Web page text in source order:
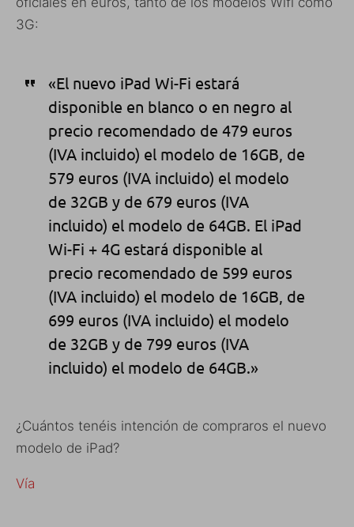
3G:
«El nuevo iPad Wi-Fi estará
disponible en blanco o en negro al
precio recomendado de 479 euros
(IVA incluido) el modelo de 16GB, de
579 euros (IVA incluido) el modelo
de 32GB y de 679 euros (IVA
incluido) el modelo de 64GB. El iPad
Wi-Fi + 4G estará disponible al
precio recomendado de 599 euros
(IVA incluido) el modelo de 16GB, de
699 euros (IVA incluido) el modelo
de 32GB y de 799 euros (IVA
incluido) el modelo de 64GB.»
¿Cuántos tenéis intención de compraros el nuevo
modelo de iPad?
Vía